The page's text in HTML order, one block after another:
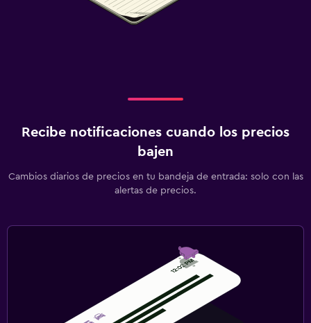
Recibe notificaciones cuando los precios
bajen
Cambios diarios de precios en tu bandeja de entrada: solo con las
alertas de precios.